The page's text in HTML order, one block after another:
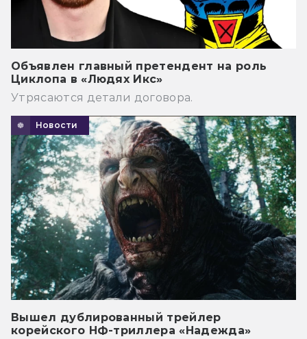
Объявлен главный претендент на роль
Циклопа в «Людях Икс»
Утрясаются детали договора.
Новости
Вышел дублированный трейлер
корейского НФ-триллера «Надежда»